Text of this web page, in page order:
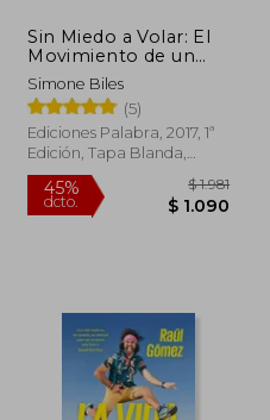
Sin Miedo a Volar: El
Movimiento de un
Cuerpo, el Equilibrio
de una Vida
Simone Biles
(5)
Ediciones Palabra, 2017, 1ª
Edición, Tapa Blanda,
Nuevo
45%
dcto.